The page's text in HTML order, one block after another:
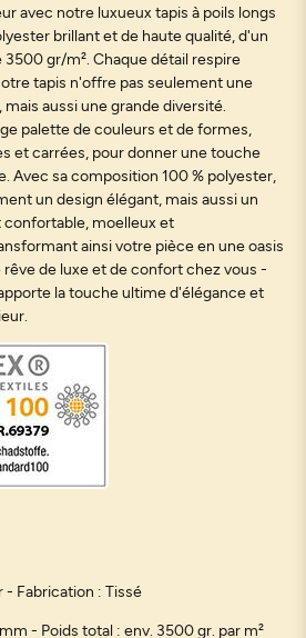
avec notre luxueux tapis à poils longs
brillant et de haute qualité, d'un
gr/m². Chaque détail respire
tapis n'offre pas seulement une
aussi une grande diversité.
palette de couleurs et de formes,
et carrées, pour donner une touche
Avec sa composition 100 % polyester,
un design élégant, mais aussi un
moelleux et
ainsi votre pièce en une oasis
de luxe et de confort chez vous -
la touche ultime d'élégance et
- Fabrication : Tissé
- Poids total : env. 3500 gr. par m²